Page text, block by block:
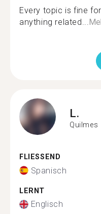
Every topic is fine
anything related...
L.
Quilmes
FLIESSEND
Spanisch
LERNT
Englisch